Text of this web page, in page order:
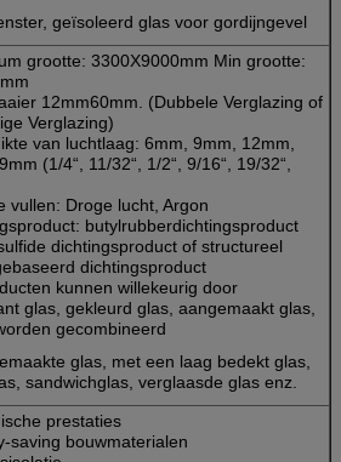
geïsoleerd glas voor gordijngevel
grootte: 3300X9000mm Min grootte:
12mm60mm. (Dubbele Verglazing of
Verglazing)
van luchtlaag: 6mm, 9mm, 12mm,
(1/4“, 11/32“, 1/2“, 9/16“, 19/32“,
vullen: Droge lucht, Argon
butylrubberdichtingsproduct
dichtingsproduct of structureel
dichtingsproduct
kunnen willekeurig door
glas, gekleurd glas, aangemaakt glas,
gecombineerd
glas, met een laag bedekt glas,
sandwichglas, verglaasde glas enz.
prestaties
saving bouwmaterialen